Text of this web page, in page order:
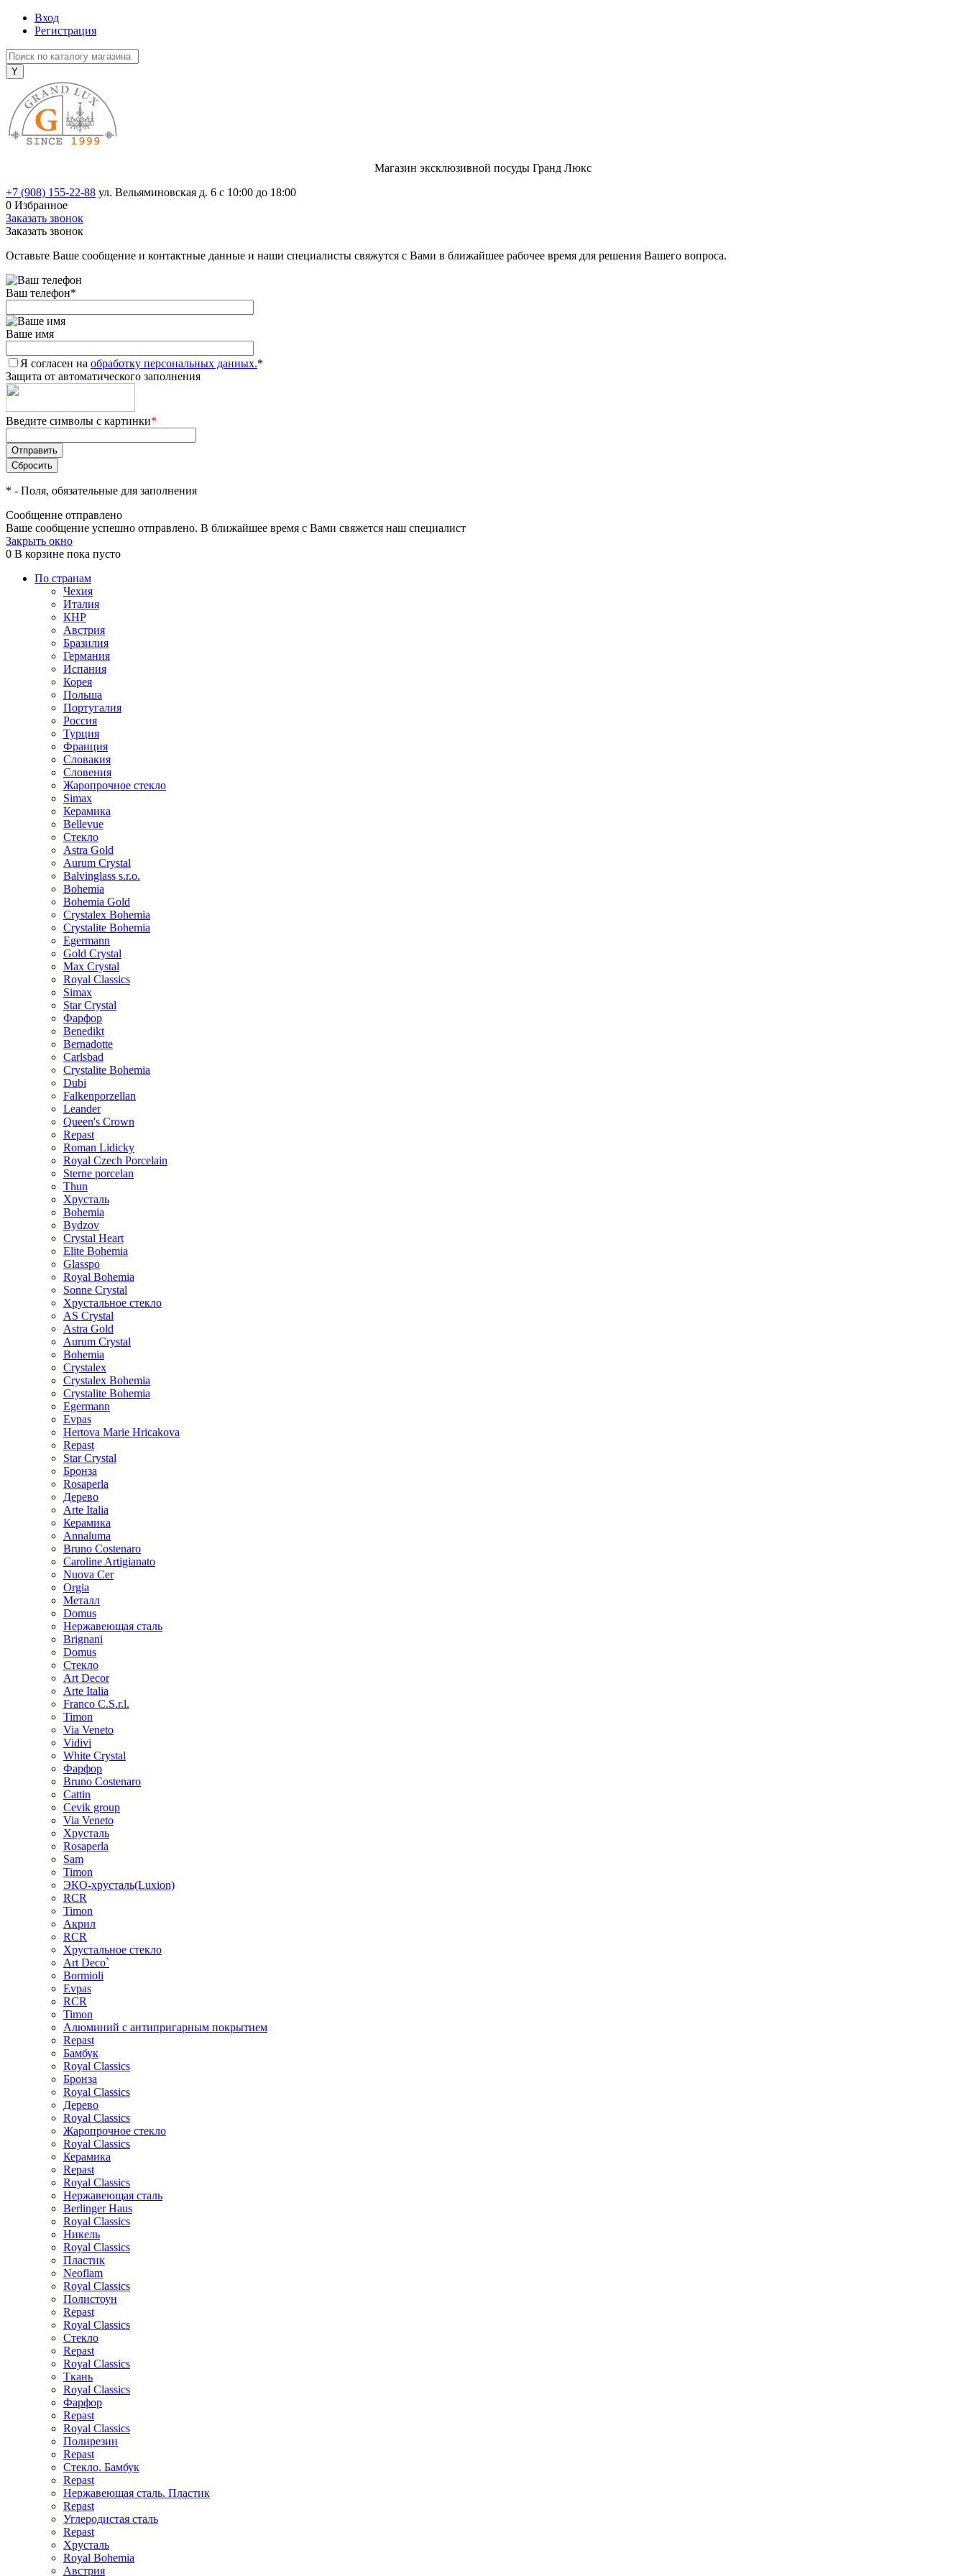
Вход
Регистрация
Магазин эксклюзивной посуды Гранд Люкс
+7 (908) 155-22-88 ул. Вельяминовская д. 6 с 10:00 до 18:00
0 Избранное
Заказать звонок
Заказать звонок
Оставьте Ваше сообщение и контактные данные и наши специалисты свяжутся с Вами в ближайшее рабочее время для решения Вашего вопроса.
Ваш телефон*
Ваше имя
Я согласен на обработку персональных данных.*
Защита от автоматического заполнения
Введите символы с картинки*
* - Поля, обязательные для заполнения
Сообщение отправлено
Ваше сообщение успешно отправлено. В ближайшее время с Вами свяжется наш специалист
Закрыть окно
0 В корзине пока пусто
По странам
Чехия
Италия
КНР
Австрия
Бразилия
Германия
Испания
Корея
Польша
Португалия
Россия
Турция
Франция
Словакия
Словения
Жаропрочное стекло
Simax
Керамика
Bellevue
Стекло
Astra Gold
Aurum Crystal
Balvinglass s.r.o.
Bohemia
Bohemia Gold
Crystalex Bohemia
Crystalite Bohemia
Egermann
Gold Crystal
Max Crystal
Royal Classics
Simax
Star Crystal
Фарфор
Benedikt
Bernadotte
Carlsbad
Crystalite Bohemia
Dubi
Falkenporzellan
Leander
Queen's Crown
Repast
Roman Lidicky
Royal Czech Porcelain
Sterne porcelan
Thun
Хрусталь
Bohemia
Bydzov
Crystal Heart
Elite Bohemia
Glasspo
Royal Bohemia
Sonne Crystal
Хрустальное стекло
AS Crystal
Astra Gold
Aurum Crystal
Bohemia
Crystalex
Crystalex Bohemia
Crystalite Bohemia
Egermann
Evpas
Hertova Marie Hricakova
Repast
Star Crystal
Бронза
Rosaperla
Дерево
Arte Italia
Керамика
Annaluma
Bruno Costenaro
Caroline Artigianato
Nuova Cer
Orgia
Металл
Domus
Нержавеющая сталь
Brignani
Domus
Стекло
Art Decor
Arte Italia
Franco C.S.r.l.
Timon
Via Veneto
Vidivi
White Crystal
Фарфор
Bruno Costenaro
Cattin
Cevik group
Via Veneto
Хрусталь
Rosaperla
Sam
Timon
ЭКО-хрусталь(Luxion)
RCR
Timon
Акрил
RCR
Хрустальное стекло
Art Deco`
Bormioli
Evpas
RCR
Timon
Алюминий с антипригарным покрытием
Repast
Бамбук
Royal Classics
Бронза
Royal Classics
Дерево
Royal Classics
Жаропрочное стекло
Royal Classics
Керамика
Repast
Royal Classics
Нержавеющая сталь
Berlinger Haus
Royal Classics
Никель
Royal Classics
Пластик
Neoflam
Royal Classics
Полистоун
Repast
Royal Classics
Стекло
Repast
Royal Classics
Ткань
Royal Classics
Фарфор
Repast
Royal Classics
Полирезин
Repast
Стекло. Бамбук
Repast
Нержавеющая сталь. Пластик
Repast
Углеродистая сталь
Repast
Хрусталь
Royal Bohemia
Австрия